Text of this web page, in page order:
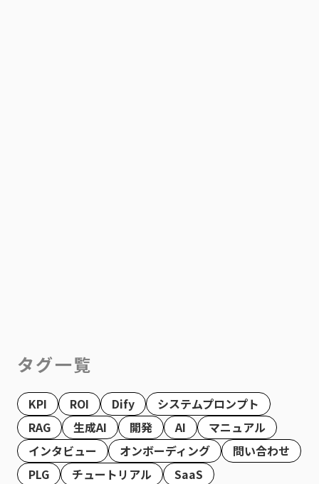
タグ一覧
KPI ROI Dify
システムプロンプト
RAG
生成AI 開発 AI
マニュアル
インタビュー
オンボーディング
問い合わせ
PLG
チュートリアル
SaaS